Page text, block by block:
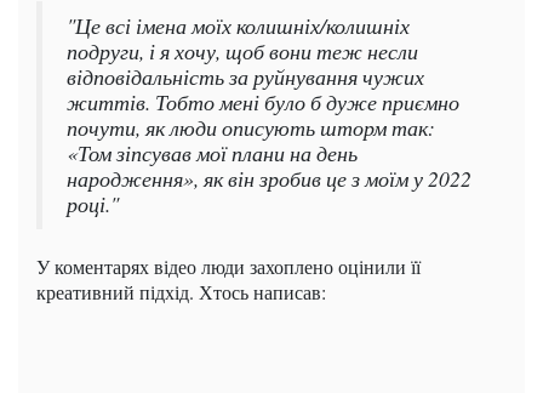
"Це всі імена моїх колишніх/колишніх
подруги, і я хочу, щоб вони теж несли
відповідальність за руйнування чужих
життів. Тобто мені було б дуже приємно
почути, як люди описують шторм так:
«Том зіпсував мої плани на день
народження», як він зробив це з моїм у 2022
році."
У коментарях відео люди захоплено оцінили її
креативний підхід. Хтось написав: